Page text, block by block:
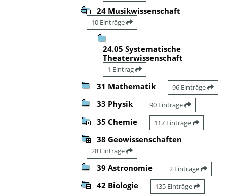
24 Musikwissenschaft
10 Einträge
24.05 Systematische
Theaterwissenschaft
1 Eintrag
31 Mathematik 96 Einträge
33 Physik 90 Einträge
35 Chemie 117 Einträge
38 Geowissenschaften
28 Einträge
39 Astronomie 2 Einträge
42 Biologie 135 Einträge